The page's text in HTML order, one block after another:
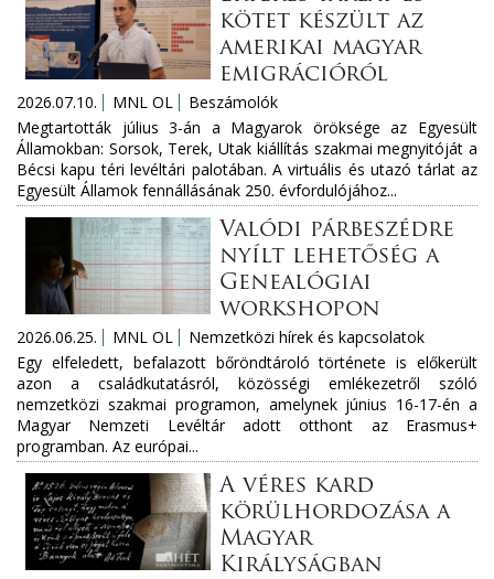
kötet készült az
amerikai magyar
emigrációról
2026.07.10. MNL OL
Beszámolók
Megtartották július 3-án a Magyarok öröksége az Egyesült
Államokban: Sorsok, Terek, Utak kiállítás szakmai megnyitóját a
Bécsi kapu téri levéltári palotában. A virtuális és utazó tárlat az
Egyesült Államok fennállásának 250. évfordulójához...
Valódi párbeszédre
nyílt lehetőség a
Genealógiai
workshopon
2026.06.25. MNL OL
Nemzetközi hírek és kapcsolatok
Egy elfeledett, befalazott bőröndtároló története is előkerült
azon a családkutatásról, közösségi emlékezetről szóló
nemzetközi szakmai programon, amelynek június 16-17-én a
Magyar Nemzeti Levéltár adott otthont az Erasmus+
programban. Az európai...
A véres kard
körülhordozása a
Magyar
Királyságban